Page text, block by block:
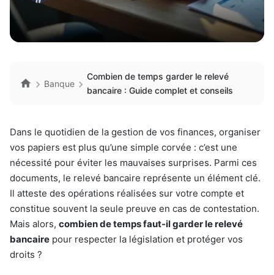
Banque
Combien de temps garder le relevé
bancaire : Guide complet et conseils
Dans le quotidien de la gestion de vos finances, organiser
vos papiers est plus qu’une simple corvée : c’est une
nécessité pour éviter les mauvaises surprises. Parmi ces
documents, le relevé bancaire représente un élément clé.
Il atteste des opérations réalisées sur votre compte et
constitue souvent la seule preuve en cas de contestation.
Mais alors, combien de temps faut-il garder le relevé
bancaire pour respecter la législation et protéger vos
droits ?